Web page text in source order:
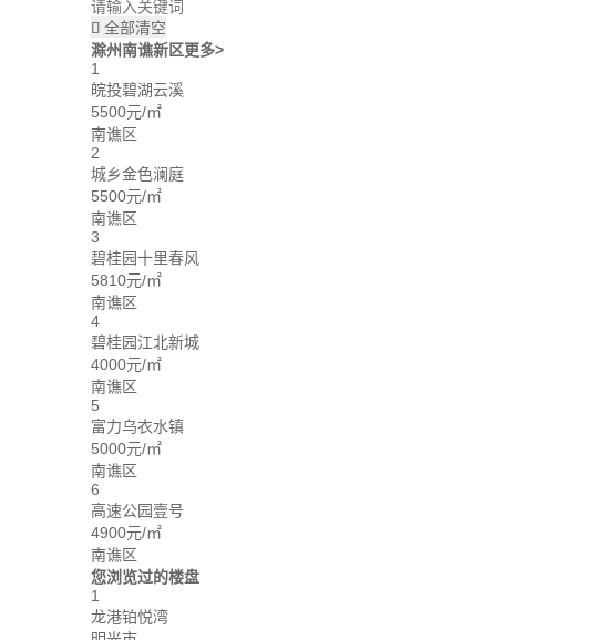
 全部清空
滁州南谯新区更多>
1
皖投碧湖云溪
5500元/㎡
南谯区
2
城乡金色澜庭
5500元/㎡
南谯区
3
碧桂园十里春风
5810元/㎡
南谯区
4
碧桂园江北新城
4000元/㎡
南谯区
5
富力乌衣水镇
5000元/㎡
南谯区
6
高速公园壹号
4900元/㎡
南谯区
您浏览过的楼盘
1
龙港铂悦湾